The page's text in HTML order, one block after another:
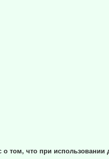
том, что при использовании